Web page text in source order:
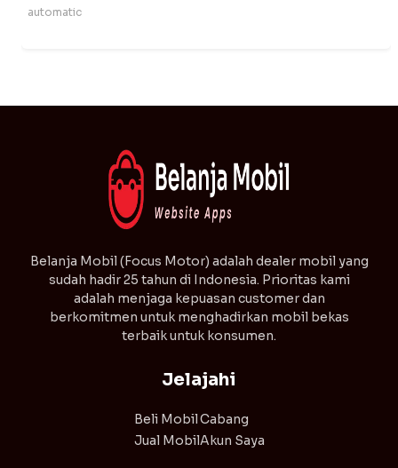
automatic
⁠Belanja Mobil (Focus Motor) adalah dealer mobil yang
sudah hadir 25 tahun di Indonesia. Prioritas kami
adalah menjaga kepuasan customer dan
berkomitmen untuk menghadirkan mobil bekas
terbaik untuk konsumen.
Jelajahi
Beli Mobil
Jual Mobil
Cabang
Akun Saya